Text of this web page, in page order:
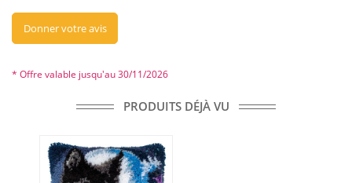
Donner votre avis
* Offre valable jusqu'au 30/11/2026
PRODUITS DÉJÀ VU